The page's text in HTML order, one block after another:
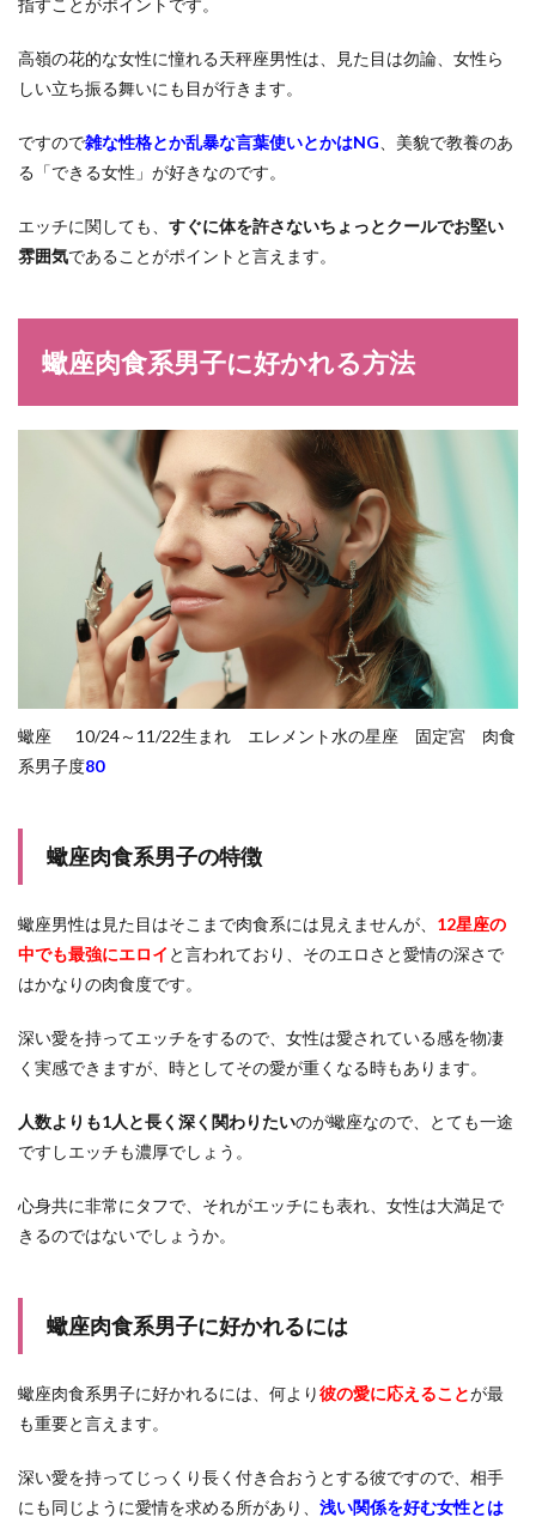
高嶺の花的な女性に憧れる天秤座男性は、見た目は勿論、女性ら
しい立ち振る舞いにも目が行きます。
ですので雑な性格とか乱暴な言葉使いとかはNG 、美貌で教養のあ
る「できる女性」が好きなのです。
エッチに関しても、 すぐに体を許さないちょっとクールでお堅い
雰囲気であることがポイントと言えます。
蠍座肉食系男子に好かれる方法
蠍座 10/24～11/22生まれ エレメント水の星座 固定宮 肉食
系男子度80
蠍座肉食系男子の特徴
蠍座男性は見た目はそこまで肉食系には見えませんが、 12星座の
中でも最強にエロイ と言われており、そのエロさと愛情の深さで
はかなりの肉食度です。
深い愛を持ってエッチをするので、女性は愛されている感を物凄
く実感できますが、時としてその愛が重くなる時もあります。
人数よりも1人と長く深く関わりたいのが蠍座なので、とても一途
ですしエッチも濃厚でしょう。
心身共に非常にタフで、それがエッチにも表れ、女性は大満足で
きるのではないでしょうか。
蠍座肉食系男子に好かれるには
蠍座肉食系男子に好かれるには、何より彼の愛に応えることが最
も重要と言えます。
深い愛を持ってじっくり長く付き合おうとする彼ですので、相手
にも同じように愛情を求める所があり、 浅い関係を好む女性とは